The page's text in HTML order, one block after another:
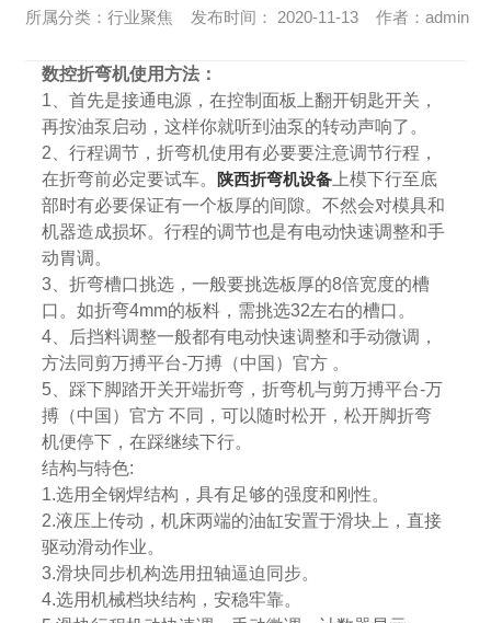
所属分类：行业聚焦 发布时间： 2020-11-13 作者：admin
数控折弯机使用方法：
1、首先是接通电源，在控制面板上翻开钥匙开关，
再按油泵启动，这样你就听到油泵的转动声响了。
2、行程调节，折弯机使用有必要要注意调节行程，
在折弯前必定要试车。 陕西折弯机设备 上模下行至底
部时有必要保证有一个板厚的间隙。不然会对模具和
机器造成损坏。行程的调节也是有电动快速调整和手
动胃调。
3、折弯槽口挑选，一般要挑选板厚的8倍宽度的槽
口。如折弯4mm的板料，需挑选32左右的槽口。
4、后挡料调整一般都有电动快速调整和手动微调，
方法同剪万搏平台-万搏（中国）官方 。
5、踩下脚踏开关开端折弯，折弯机与剪万搏平台-万
搏（中国）官方 不同，可以随时松开，松开脚折弯
机便停下，在踩继续下行。
结构与特色:
1.选用全钢焊结构，具有足够的强度和刚性。
2.液压上传动，机床两端的油缸安置于滑块上，直接
驱动滑动作业。
3.滑块同步机构选用扭轴逼迫同步。
4.选用机械档块结构，安稳牢靠。